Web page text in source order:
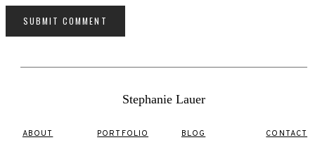
Stephanie Lauer
ABOUT PORTFOLIO BLOG CONTACT